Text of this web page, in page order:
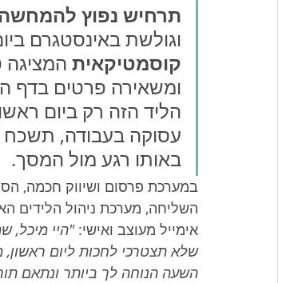
תרחיש נפוץ
וגולשת באינסטגרם ביום שישי בשעה
קוסמטיקאית המציגה
ומשאירה פרטים בדף
הליד הזה רק ביום
עסוקה בעבודה,
באותו רגע מול המסך.
במערכת פרסום ושיווק חכמה,
השליחה, מערכת ניהול הלידים
אימייל מעוצב ואישי: "היי מיכל,
שלא תצטרכי לחכות ליום ראשון,
השעה הנוחה לך ביותר ונתאם